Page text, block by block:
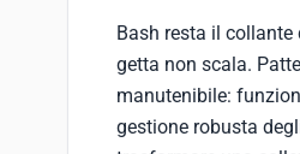
Bash resta il
getta non scala.
manutenibile:
gestione robusta